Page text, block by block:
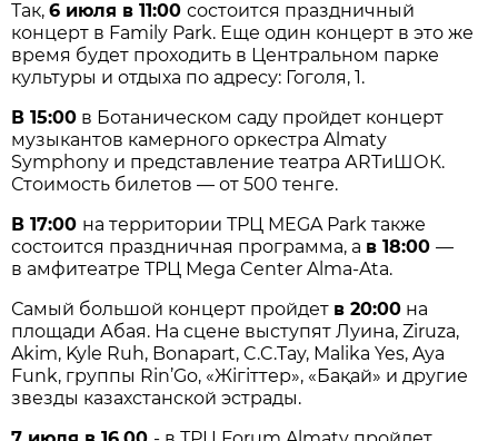
Так,6 июля в 11:00состоится праздничный
концерт в Family Park. Еще один концерт в это же
время будет проходить в Центральном парке
культуры и отдыха по адресу: Гоголя, 1.
В 15:00 в Ботаническом саду пройдет концерт
музыкантов камерного оркестра Almaty
Symphony и представление театра АRТиШОК.
Стоимость билетов — от 500 тенге.
В 17:00 на территории ТРЦ MEGA Park также
состоится праздничная программа, а в 18:00—
в амфитеатре ТРЦ Mega Center Alma-Ata.
Самый большой концерт пройдет в 20:00 на
площади Абая. На сцене выступят Луина, Ziruza,
Akim, Kyle Ruh, Bonapart, C.C.Tay, Malika Yes, Aya
Funk, группы Rin’Go, «Жігіттер», «Бақай» и другие
звезды казахстанской эстрады.